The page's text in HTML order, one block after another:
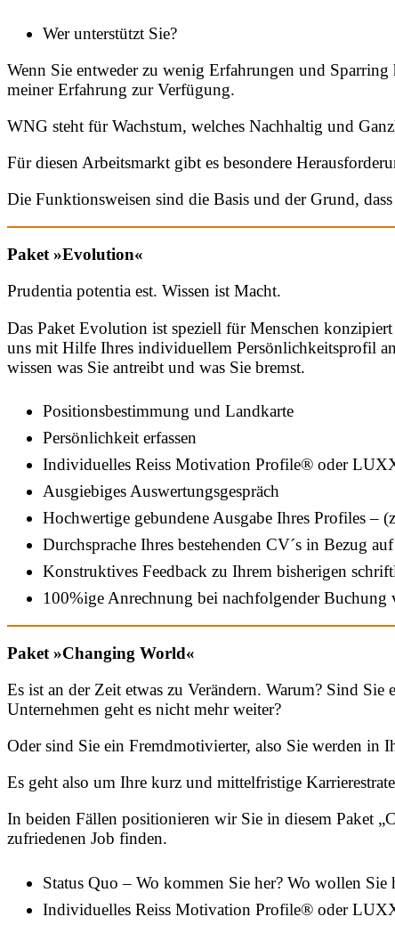
Wer unterstützt Sie?
Wenn Sie entweder zu wenig Erfahrungen und
meiner Erfahrung zur Verfügung.
WNG steht für Wachstum, welches Nachhaltig und
Für diesen Arbeitsmarkt gibt es besondere
Die Funktionsweisen sind die Basis und der Grund,
Paket »Evolution«
Prudentia potentia est. Wissen ist Macht.
Das Paket Evolution ist speziell für Menschen
uns mit Hilfe Ihres individuellem Persönlichkeitsprofil
wissen was Sie antreibt und was Sie bremst.
Positionsbestimmung und Landkarte
Persönlichkeit erfassen
Individuelles Reiss Motivation Profile® oder
Ausgiebiges Auswertungsgespräch
Hochwertige gebundene Ausgabe Ihres Profiles –
Durchsprache Ihres bestehenden CV´s in Bezug
Konstruktives Feedback zu Ihrem bisherigen
100%ige Anrechnung bei nachfolgender
Paket »Changing World«
Es ist an der Zeit etwas zu Verändern. Warum? Sind
Unternehmen geht es nicht mehr weiter?
Oder sind Sie ein Fremdmotivierter, also Sie werden in
Es geht also um Ihre kurz und mittelfristige
In beiden Fällen positionieren wir Sie in diesem Paket
zufriedenen Job finden.
Status Quo – Wo kommen Sie her? Wo wollen Sie
Individuelles Reiss Motivation Profile® oder